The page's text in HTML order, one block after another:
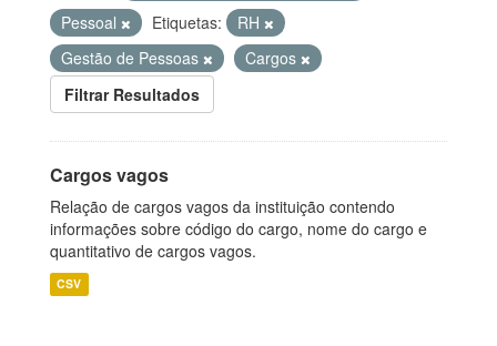
Pessoal
Etiquetas:
RH
Gestão de Pessoas
Cargos
Filtrar Resultados
Cargos vagos
Relação de cargos vagos da instituição contendo
informações sobre código do cargo, nome do cargo e
quantitativo de cargos vagos.
CSV